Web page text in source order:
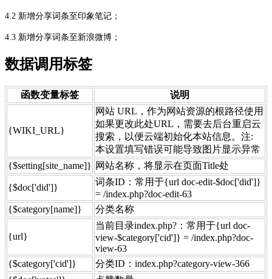
4.2 新增分享词条至印象笔记；
4.3 新增分享词条至新浪微博；
数据调用标签
函数变量标签​ 说明​
​{WIKI_URL}
​网站 URL，作为网站资源的根路径使用
如果更改此处URL，需要去后台重启云
搜索，以便云端初始化本站信息。注:
本设置填写错误可能导致图片显示异常
​{$setting[site_name]} ​网站名称，将显示在页面Title处
​{$doc['did']}
​词条ID：常用于{url doc-edit-$doc['did']}
= /index.php?doc-edit-63
​{$category[name]}
​分类名称
​{url}
​当前目录index.php?：常用于{url doc-
view-$category['cid']} = /index.php?doc-
view-63
​{$category['cid']}
​分类ID：index.php?category-view-366